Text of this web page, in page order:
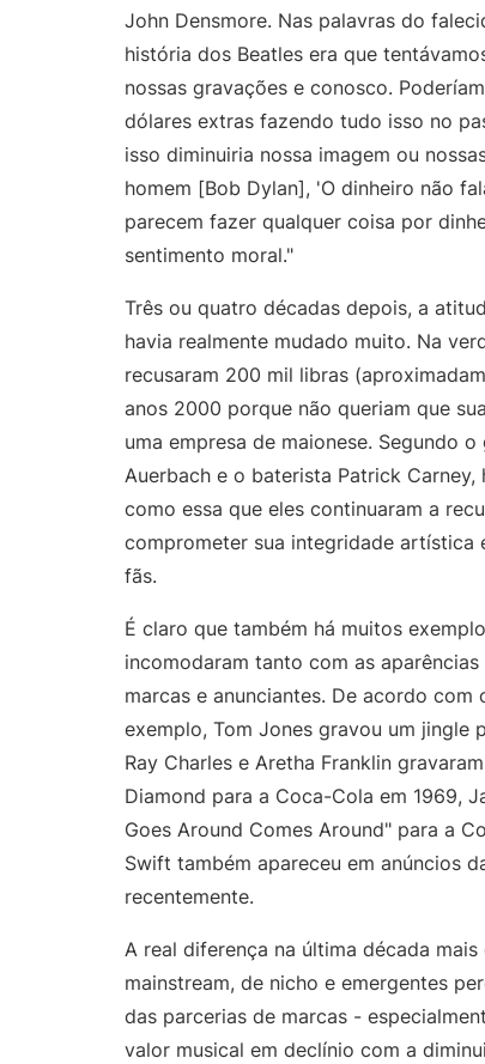
John Densmore. Nas palavras do
história dos Beatles era que
nossas gravações e conosco.
dólares extras fazendo tudo isso no
isso diminuiria nossa imagem ou
homem [Bob Dylan], 'O dinheiro não
parecem fazer qualquer coisa por
sentimento moral."
Três ou quatro décadas depois, a
havia realmente mudado muito. Na
recusaram 200 mil libras
anos 2000 porque não queriam que
uma empresa de maionese. Segundo
Auerbach e o baterista Patrick
como essa que eles continuaram a
comprometer sua integridade artística
fãs.
É claro que também há muitos
incomodaram tanto com as
marcas e anunciantes. De acordo com
exemplo, Tom Jones gravou um jingle
Ray Charles e Aretha Franklin
Diamond para a Coca-Cola em 1969,
Goes Around Comes Around" para a
Swift também apareceu em anúncios
recentemente.
A real diferença na última década
mainstream, de nicho e emergentes
das parcerias de marcas -
valor musical em declínio com a